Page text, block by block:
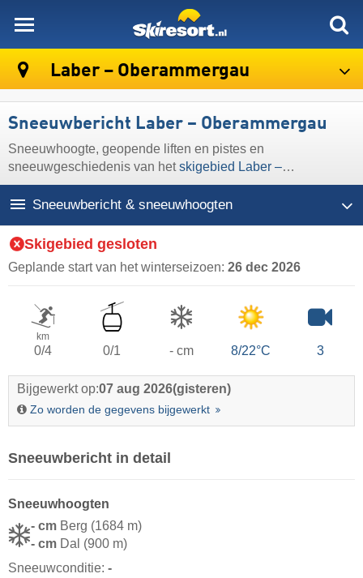
Laber – Oberammergau
Sneeuwbericht Laber – Oberammergau
Sneeuwhoogte, geopende liften en pistes en
sneeuwgeschiedenis van hetskigebied Laber –
Oberammergau
Sneeuwbericht & sneeuwhoogten
Skigebied gesloten
Geplande start van het winterseizoen: 26 dec 2026
km
0/4 0/1 - cm 8/22°C 3
Bijgewerkt op:07 aug 2026(gisteren)
Zo worden de gegevens bijgewerkt
Sneeuwbericht in detail
Sneeuwhoogten
- cm Berg (1684 m)
- cm Dal (900 m)
Sneeuwconditie: -